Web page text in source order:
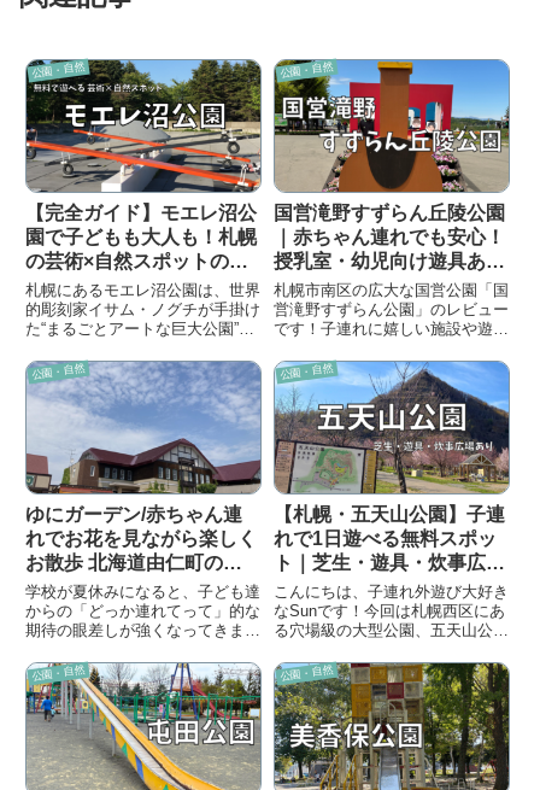
公園・自然
【完全ガイド】モエレ沼公
園で子どもも大人も！札幌
の芸術×自然スポットの楽
しみ方
札幌にあるモエレ沼公園は、世界
的彫刻家イサム・ノグチが手掛け
た“まるごとアートな巨大公園”広
分！
公園・自然
国営滝野すずらん丘陵公園
｜赤ちゃん連れでも安心！
授乳室・幼児向け遊具あ
り！子連れで1日中楽しめ
る札幌市南区のお出掛けス
ポット
札幌市南区の広大な国営公園「国
営滝野すずらん公園」のレビュー
です！子連れに嬉しい施設や遊び
公園・自然
ゆにガーデン/赤ちゃん連
れでお花を見ながら楽しく
お散歩 北海道由仁町のバ
ラやコキアで有名なフラワ
ーガーデンです
学校が夏休みになると、子ども達
からの「どっか連れてって」的な
期待の眼差しが強くなってきます
晴れるかな（当ブログ）」におま
かせっ！！Sunでございますこん
ばんはｗさて今回は、赤ちゃんと
一緒に楽しく美しいフラワーガ...
公園・自然
【札幌・五天山公園】子連
れで1日遊べる無料スポッ
ト｜芝生・遊具・炊事広場
あり！
こんにちは、子連れ外遊び大好き
なSunです！今回は札幌西区にあ
る穴場級の大型公園、五天山公園
びのび遊べる✔ 遊具・パークゴ
ルフ・炊事広場あり✔ 無料で1日
過ごせると、ファミリーにはかな
り優秀なスポットです実際に...
公園・自然 公園・自然